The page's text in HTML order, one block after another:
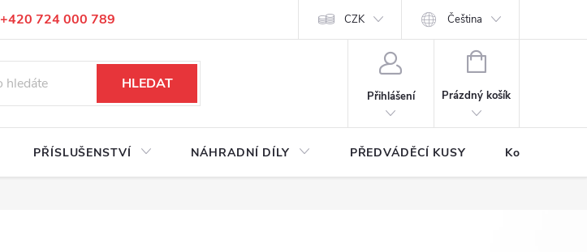
+420 724 000 789 CZK Čeština
HLEDAT
Přihlášení
NÁKUPNÍ
Prázdný košík
PŘÍSLUŠENSTVÍ NÁHRADNÍ DÍLY PŘEDVÁDĚCÍ KUSY Kontakty